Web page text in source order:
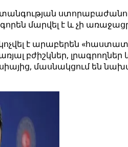
մարվել է և չի
է արաբերեն
բժիշկներ,
մասնակցում են